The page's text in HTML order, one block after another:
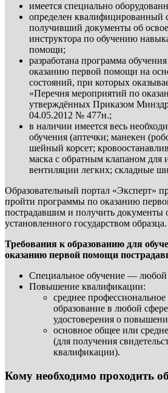
имеется специально
определен квалифицированный
получивший документы об
инструктора по обучению
помощи;
разработана программа
оказанию первой помощи на
состояний, при которых
«Перечня мероприятий по
утверждённых Приказом
04.05.2012 № 477н.;
в наличии имеется весь
обучения (аптечки; манекен
шейный корсет;
маска с обратным клапаном для
вентиляции легких; складные
Образовательный портал «Эксперт»
пройти программы по оказанию
пострадавшим и получить документы
установленного государством образца.
Требования к образованию для
оказанию первой помощи
Специальное обучение — любой
Повышение квалификации:
среднее
образование в любой
удостоверения о
основное общее или
(для получения
квалификации).
Кому необходимо проходить